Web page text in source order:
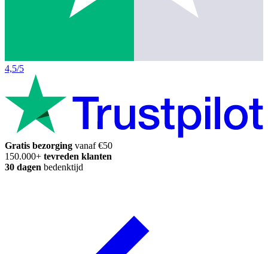
4,5/5
Gratis bezorging vanaf €50
150.000+ tevreden klanten
30 dagen bedenktijd